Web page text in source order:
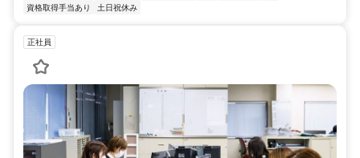
資格取得手当あり 土日祝休み
正社員